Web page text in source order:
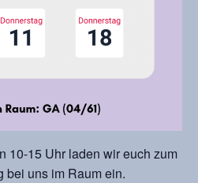
10-15 Uhr laden wir euch zum
bei uns im Raum ein.